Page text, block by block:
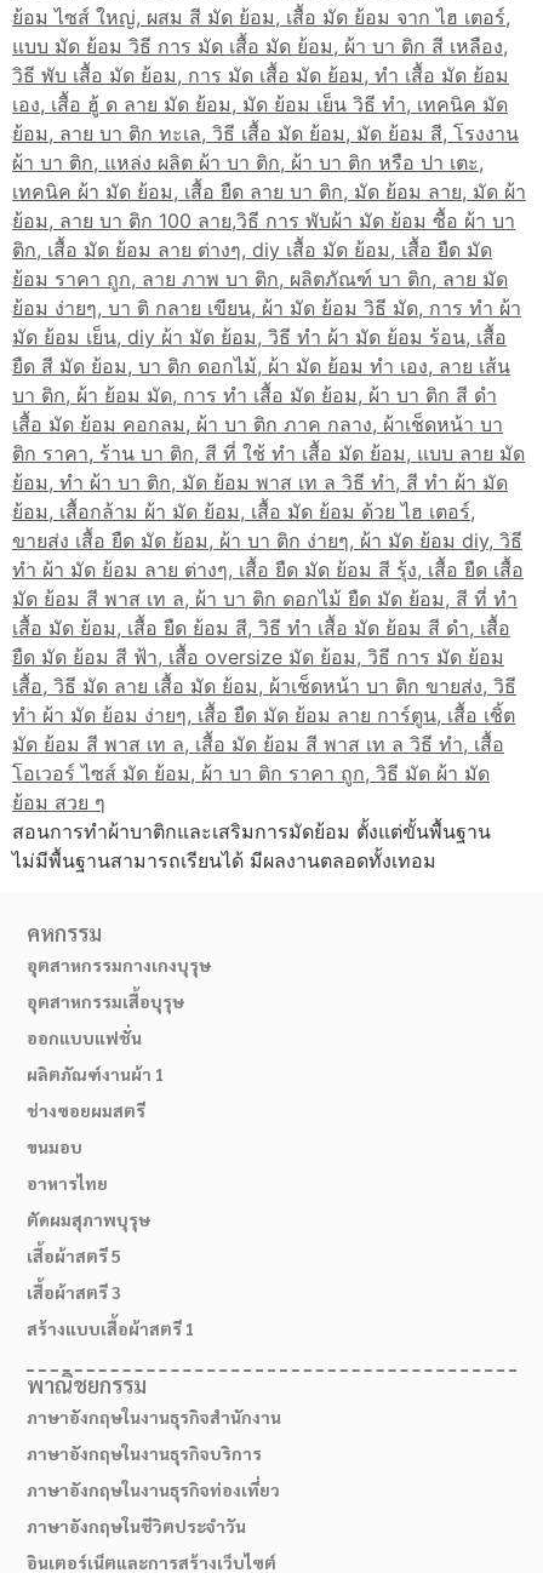
สอนการทำผ้าบาติกและเสริมการมัดย้อม ตั้งแต่ขั้นพื้นฐาน
ไม่มีพื้นฐานสามารถเรียนได้ มีผลงานตลอดทั้งเทอม
คหกรรม
อุตสาหกรรมกางเกงบุรุษ
อุตสาหกรรมเสื้อบุรุษ
ออกแบบแฟชั่น
ผลิตภัณฑ์งานผ้า 1
ช่างซอยผมสตรี
ขนมอบ
อาหารไทย
ตัดผมสุภาพบุรุษ
เสื้อผ้าสตรี 5
เสื้อผ้าสตรี 3
สร้างแบบเสื้อผ้าสตรี 1
พาณิชยกรรม
ภาษาอังกฤษในงานธุรกิจสำนักงาน
ภาษาอังกฤษในงานธุรกิจบริการ
ภาษาอังกฤษในงานธุรกิจท่องเที่ยว
ภาษาอังกฤษในชีวิตประจำวัน
อินเตอร์เน็ตและการสร้างเว็บไซต์